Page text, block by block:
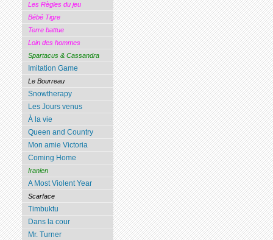
Les Règles du jeu
Bébé Tigre
Terre battue
Loin des hommes
Spartacus & Cassandra
Imitation Game
Le Bourreau
Snowtherapy
Les Jours venus
À la vie
Queen and Country
Mon amie Victoria
Coming Home
Iranien
A Most Violent Year
Scarface
Timbuktu
Dans la cour
Mr. Turner